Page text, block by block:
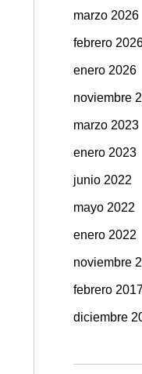
marzo 2026
febrero
enero 2026
noviembre
marzo 2023
enero 2023
junio 2022
mayo 2022
enero 2022
noviembre
febrero
diciembre